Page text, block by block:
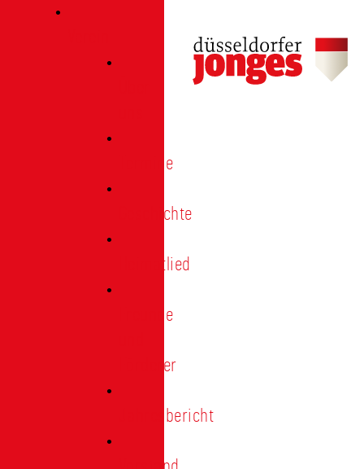
Termine
Geschichte
Heimatlied
Freunde
Förderer
Jahresbericht